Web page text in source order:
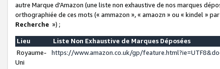
autre Marque d'Amazon (une liste non exhaustive de nos marques
orthographiée de ces mots (« ammazon », « amaozn » ou « kindel »
Recherche ») ;
Lieu
Liste Non Exhaustive de Marques Déposées
Royaume-
Uni
https://www.amazon.co.uk/gp/